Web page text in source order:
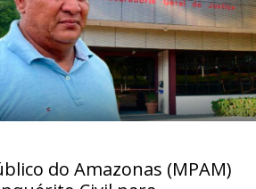
do Amazonas (MPAM)